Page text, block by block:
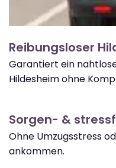
Reibungsloser
Garantiert ein
Hildesheim ohne
Sorgen- &
Ohne Umzugsstress
ankommen.